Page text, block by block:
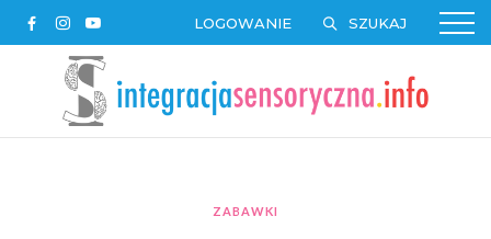
LOGOWANIE
ZABAWKI